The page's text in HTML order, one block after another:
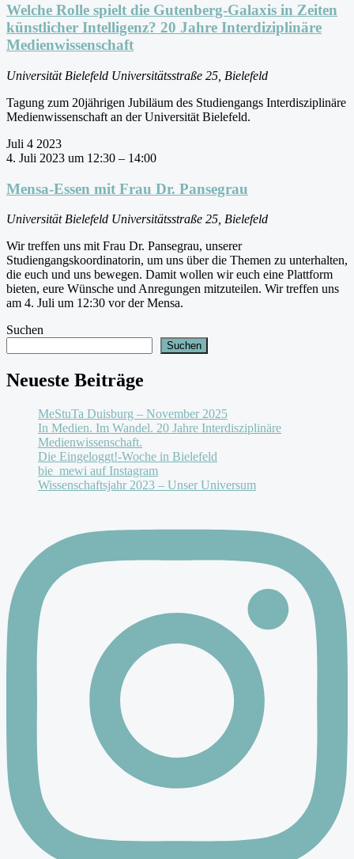
Welche Rolle spielt die Gutenberg-Galaxis in Zeiten
künstlicher Intelligenz? 20 Jahre Interdiziplinäre
Medienwissenschaft
Universität Bielefeld Universitätsstraße 25, Bielefeld
Tagung zum 20jährigen Jubiläum des Studiengangs Interdisziplinäre
Medienwissenschaft an der Universität Bielefeld.
Juli 4 2023
4. Juli 2023 um 12:30 – 14:00
Mensa-Essen mit Frau Dr. Pansegrau
Universität Bielefeld Universitätsstraße 25, Bielefeld
Wir treffen uns mit Frau Dr. Pansegrau, unserer
Studiengangskoordinatorin, um uns über die Themen zu unterhalten,
die euch und uns bewegen. Damit wollen wir euch eine Plattform
bieten, eure Wünsche und Anregungen mitzuteilen. Wir treffen uns
am 4. Juli um 12:30 vor der Mensa.
Suchen
Suchen
Neueste Beiträge
MeStuTa Duisburg – November 2025
In Medien. Im Wandel. 20 Jahre Interdisziplinäre
Medienwissenschaft.
Die Eingeloggt!-Woche in Bielefeld
bie_mewi auf Instagram
Wissenschaftsjahr 2023 – Unser Universum